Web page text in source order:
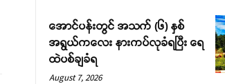
အောင်ပန်းတွင် အသက် (၆) နှစ်
အရွယ်ကလေး နားကပ်လုခံရပြီး ရေ
ထဲပစ်ချခံရ
August 7, 2026